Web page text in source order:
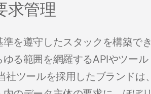
求管理
を遵守したスタックを構築でき
る範囲を網羅するAPIやツール
ツールを採用したブランドは、